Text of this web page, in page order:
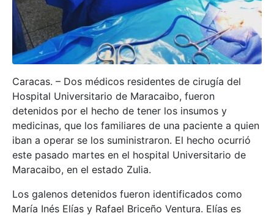
Caracas. – Dos médicos residentes de cirugía del
Hospital Universitario de Maracaibo, fueron
detenidos por el hecho de tener los insumos y
medicinas, que los familiares de una paciente a quien
iban a operar se los suministraron. El hecho ocurrió
este pasado martes en el hospital Universitario de
Maracaibo, en el estado Zulia.
Los galenos detenidos fueron identificados como
María Inés Elías y Rafael Briceño Ventura. Elías es